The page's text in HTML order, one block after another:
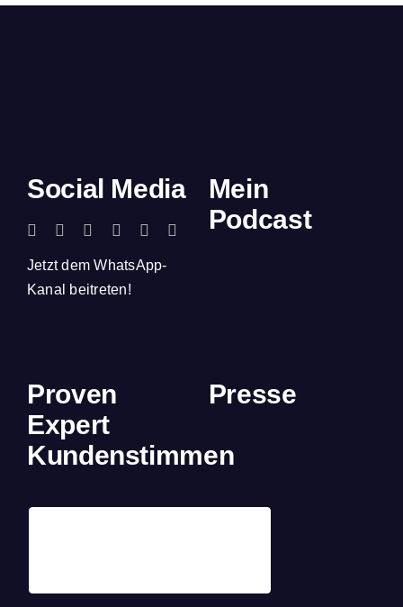
Social Media
Jetzt dem WhatsApp-
Kanal beitreten!
Mein
Podcast
Proven
Expert
Kundenstimmen
Presse